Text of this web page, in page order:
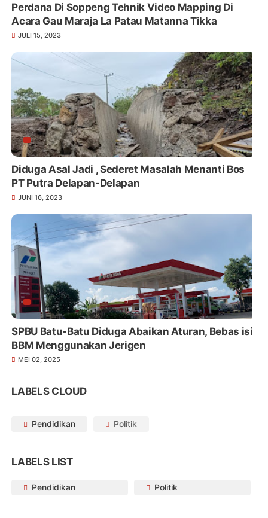
Perdana Di Soppeng Tehnik Video Mapping Di
Acara Gau Maraja La Patau Matanna Tikka
JULI 15, 2023
Diduga Asal Jadi , Sederet Masalah Menanti Bos
PT Putra Delapan-Delapan
JUNI 16, 2023
SPBU Batu-Batu Diduga Abaikan Aturan, Bebas isi
BBM Menggunakan Jerigen
MEI 02, 2025
LABELS CLOUD
Pendidikan Politik
LABELS LIST
Pendidikan Politik